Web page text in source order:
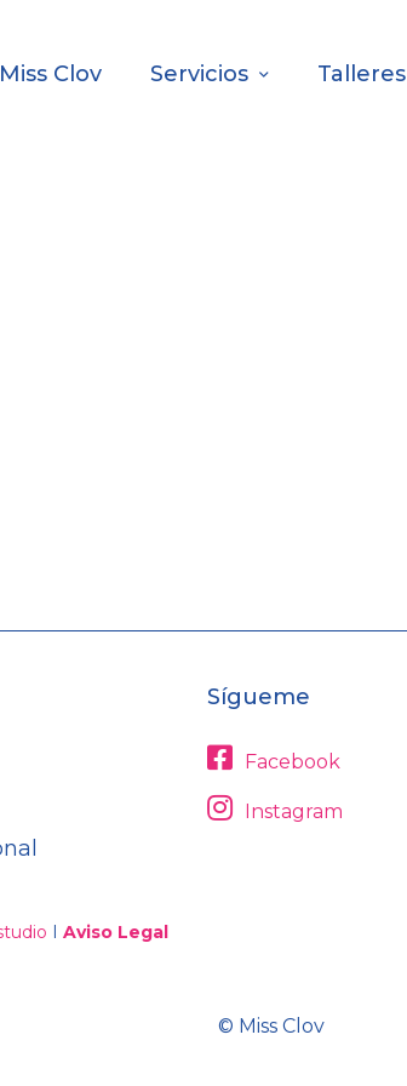
Clov Servicios Talleres
I Aviso Legal
Sígueme
Facebook
Instagram
© Miss Clov